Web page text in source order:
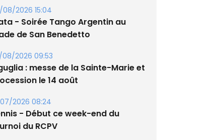
2026 15:04
- Soirée Tango Argentin au
de San Benedetto
2026 09:53
: messe de la Sainte-Marie et
le 14 août
2026 08:24
- Début ce week-end du
du RCPV